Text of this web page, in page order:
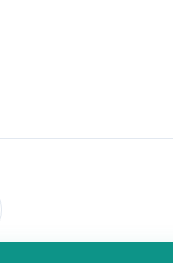
Universalus